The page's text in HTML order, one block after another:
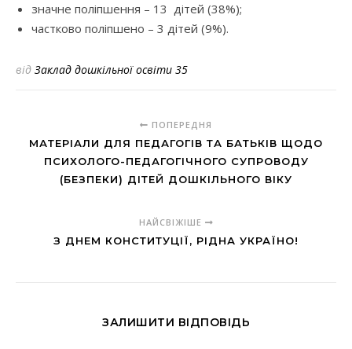
значне поліпшення – 13 дітей (38%);
частково поліпшено – 3 дітей (9%).
від Заклад дошкільної освіти 35
ПОПЕРЕДНЯ
МАТЕРІАЛИ ДЛЯ ПЕДАГОГІВ ТА БАТЬКІВ ЩОДО
ПСИХОЛОГО-ПЕДАГОГІЧНОГО СУПРОВОДУ
(БЕЗПЕКИ) ДІТЕЙ ДОШКІЛЬНОГО ВІКУ
НАЙСВІЖІШЕ
З ДНЕМ КОНСТИТУЦІЇ, РІДНА УКРАЇНО!
ЗАЛИШИТИ ВІДПОВІДЬ